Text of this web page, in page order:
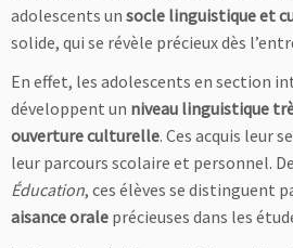
adolescents un socle linguistique et
solide, qui se révèle précieux dès
En effet, les adolescents en section
développent un niveau linguistique
ouverture culturelle. Ces acquis leur
leur parcours scolaire et personnel.
Éducation, ces élèves se distinguent
aisance orale précieuses dans les